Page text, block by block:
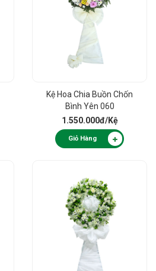
Kệ Hoa Chia Buồn Chốn
Bình Yên 060
1.550.000đ/Kệ
Giỏ Hàng